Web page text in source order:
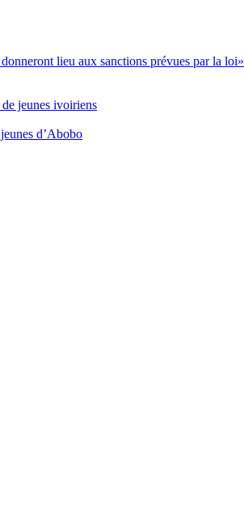
lieu aux sanctions prévues par la loi»
jeunes ivoiriens
d’Abobo